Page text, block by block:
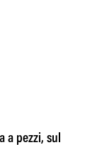
a pezzi, sul